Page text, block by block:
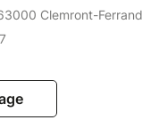
Clemront-Ferrand